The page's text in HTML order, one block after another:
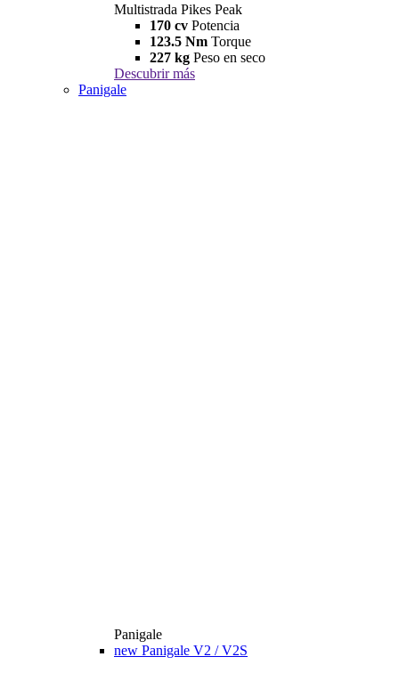
Multistrada Pikes Peak
170 cv Potencia
123.5 Nm Torque
227 kg Peso en seco
Descubrir más
Panigale
Panigale
new Panigale V2 / V2S